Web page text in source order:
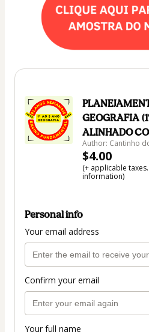
GEOGRAFIA
ALINHADO
Author: Cantinho
$4.00
(+ applicable taxes.
information)
Personal info
Your email address
Confirm your email
Your full name